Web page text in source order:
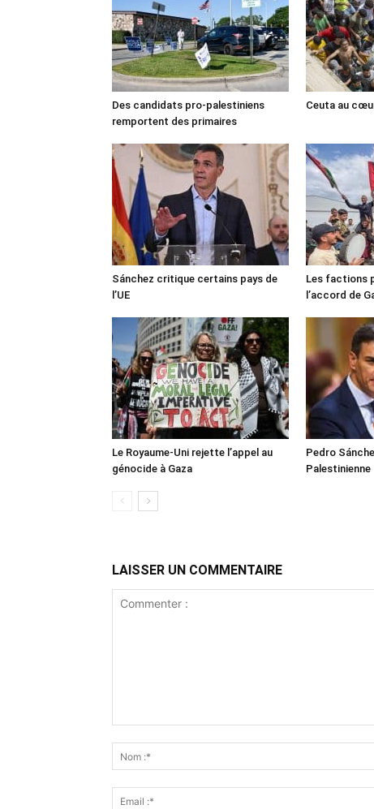
Des candidats pro-palestiniens
remportent des primaires
Ceuta au
Sánchez critique certains pays de
l’UE
Les factions
l’accord de
Le Royaume-Uni rejette l’appel au
génocide à Gaza
Pedro
Palestinienne
LAISSER UN COMMENTAIRE